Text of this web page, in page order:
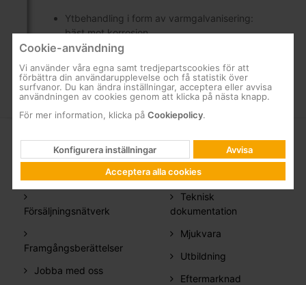
Ytbehandling i form av varmgalvanisering:
bäst mot korrosion
FÖRETAG
Försäljningsnätverk
Framgångsberättelser
Jobba med oss
SUPPORT
Frågor&Svar
Teknisk
dokumentation
Mjukvara
Utbildning
Eftermarknad
Cookie-användning
Vi använder våra egna samt tredjepartscookies för att
förbättra din användarupplevelse och få statistik över
surfvanor. Du kan ändra inställningar, acceptera eller avvisa
användningen av cookies genom att klicka på nästa knapp.
För mer information, klicka på Cookiepolicy.
Konfigurera inställningar
Avvisa
Acceptera alla cookies